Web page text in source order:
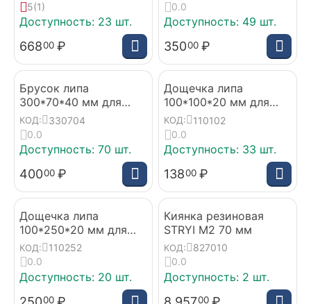
5(1)
Доступность: 23 шт.
66800 ₽
0.0
Доступность: 49 шт.
35000 ₽
Брусок липа
300*70*40 мм для
вырезания ложек
КОД:
330704
0.0
Доступность: 70 шт.
40000 ₽
Дощечка липа
100*100*20 мм для
творчества
КОД:
110102
0.0
Доступность: 33 шт.
13800 ₽
Дощечка липа
100*250*20 мм для
резьбы
КОД:
110252
0.0
Доступность: 20 шт.
00
Киянка резиновая
STRYI M2 70 мм
КОД:
827010
0.0
Доступность: 2 шт.
00